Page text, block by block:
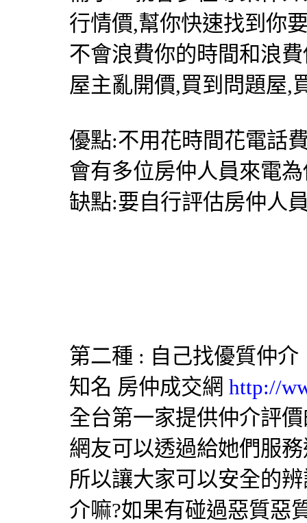
行情價,幫你快速找到你
不會浪費你的時間和浪
屋主亂開價,買到問題屋,
優點:不用花時間花電話
會有多位房仲人員來電
缺點:要自行評估房仲人
第二種 : 自己找優質仲介
知名 房仲成交網 http://
全台第一家提供仲介評
網友可以透過給她們服
所以讓大家可以安全的
介嘛?如果有碰過惡質惡